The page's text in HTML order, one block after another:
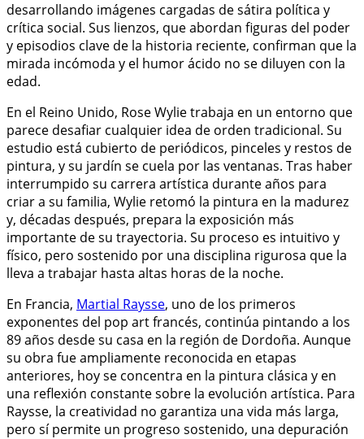
desarrollando imágenes cargadas de sátira política y
crítica social. Sus lienzos, que abordan figuras del poder
y episodios clave de la historia reciente, confirman que la
mirada incómoda y el humor ácido no se diluyen con la
edad.
En el Reino Unido, Rose Wylie trabaja en un entorno que
parece desafiar cualquier idea de orden tradicional. Su
estudio está cubierto de periódicos, pinceles y restos de
pintura, y su jardín se cuela por las ventanas. Tras haber
interrumpido su carrera artística durante años para
criar a su familia, Wylie retomó la pintura en la madurez
y, décadas después, prepara la exposición más
importante de su trayectoria. Su proceso es intuitivo y
físico, pero sostenido por una disciplina rigurosa que la
lleva a trabajar hasta altas horas de la noche.
En Francia, Martial Raysse, uno de los primeros
exponentes del pop art francés, continúa pintando a los
89 años desde su casa en la región de Dordoña. Aunque
su obra fue ampliamente reconocida en etapas
anteriores, hoy se concentra en la pintura clásica y en
una reflexión constante sobre la evolución artística. Para
Raysse, la creatividad no garantiza una vida más larga,
pero sí permite un progreso sostenido, una depuración